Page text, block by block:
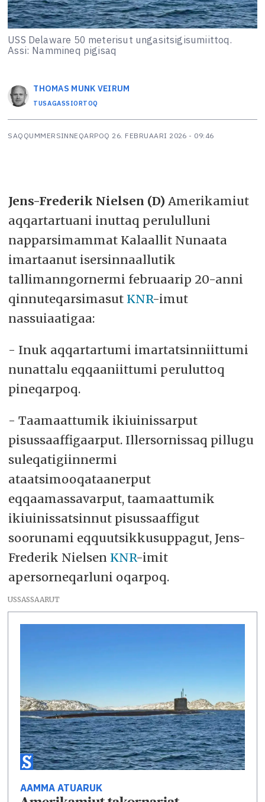
USS Delaware 50 meterisut ungasitsigisumiittoq.
Assi: Nammineq pigisaq
THOMAS MUNK VEIRUM
TUSAGASSIORTOQ
SAQQUMMERSINNEQARPOQ 26. FEBRUAARI 2026 - 09:46
Jens-Frederik Nielsen (D) Amerikamiut
aqqartartuani inuttaq perululluni
napparsimammat Kalaallit Nunaata
imartaanut isersinnaallutik
tallimanngornermi februaarip 20-anni
qinnuteqarsimasut KNR-imut
nassuiaatigaa:
- Inuk aqqartartumi imartatsinniittumi
nunattalu eqqaaniittumi peruluttoq
pineqarpoq.
- Taamaattumik ikiuinissarput
pisussaaffigaarput. Illersornissaq pillugu
suleqatigiinnermi
ataatsimooqataanerput
eqqaamassavarput, taamaattumik
ikiuinissatsinnut pisussaaffigut
soorunami eqquutsikkusuppagut, Jens-
Frederik Nielsen KNR-imit
apersorneqarluni oqarpoq.
USSASSAARUT
AAMMA ATUARUK